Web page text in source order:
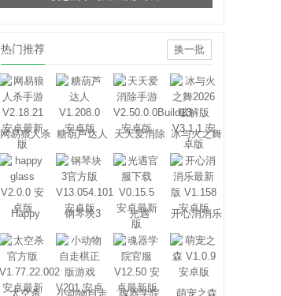
热门推荐 换一批
网易狼人杀 糖葫芦达人 天天爱消除 冰与火之舞
Happy
钢琴块3 光遇 开心消消乐
太空杀
小动物自走
魂器学院 萌宠之森